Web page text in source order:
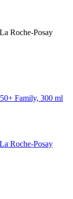
Roche-Posay
Family, 300 ml
Roche-Posay